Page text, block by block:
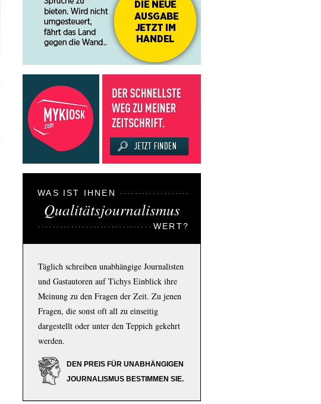
WAS IST IHNEN
Qualitätsjournalismus
WERT?
Täglich schreiben unabhängige Journalisten
und Gastautoren auf Tichys Einblick ihre
Meinung zu den Fragen der Zeit. Zu jenen
Fragen, die sonst oft all zu einseitig
dargestellt oder unter den Teppich gekehrt
werden.
DEN PREIS FÜR UNABHÄNGIGEN
JOURNALISMUS BESTIMMEN SIE.